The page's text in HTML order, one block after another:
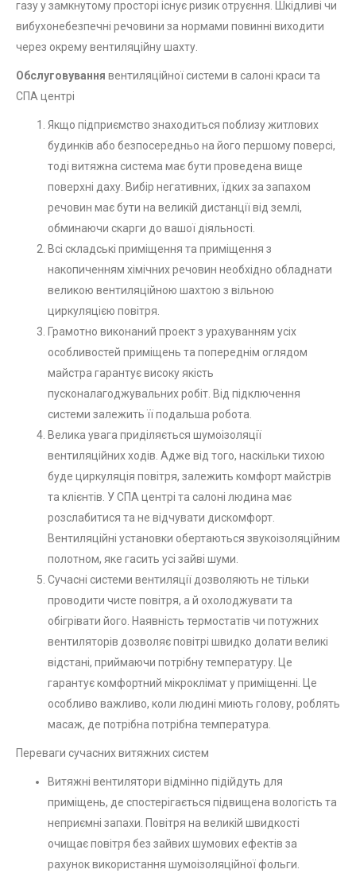
газу у замкнутому просторі існує ризик отруєння. Шкідливі чи
вибухонебезпечні речовини за нормами повинні виходити
через окрему вентиляційну шахту.
Обслуговування вентиляційної системи в салоні краси та
СПА центрі
Якщо підприємство знаходиться поблизу житлових
будинків або безпосередньо на його першому поверсі,
тоді витяжна система має бути проведена вище
поверхні даху. Вибір негативних, їдких за запахом
речовин має бути на великій дистанції від землі,
обминаючи скарги до вашої діяльності.
Всі складські приміщення та приміщення з
накопиченням хімічних речовин необхідно обладнати
великою вентиляційною шахтою з вільною
циркуляцією повітря.
Грамотно виконаний проект з урахуванням усіх
особливостей приміщень та попереднім оглядом
майстра гарантує високу якість
пусконалагоджувальних робіт. Від підключення
системи залежить її подальша робота.
Велика увага приділяється шумоізоляції
вентиляційних ходів. Адже від того, наскільки тихою
буде циркуляція повітря, залежить комфорт майстрів
та клієнтів. У СПА центрі та салоні людина має
розслабитися та не відчувати дискомфорт.
Вентиляційні установки обертаються звукоізоляційним
полотном, яке гасить усі зайві шуми.
Сучасні системи вентиляції дозволяють не тільки
проводити чисте повітря, а й охолоджувати та
обігрівати його. Наявність термостатів чи потужних
вентиляторів дозволяє повітрі швидко долати великі
відстані, приймаючи потрібну температуру. Це
гарантує комфортний мікроклімат у приміщенні. Це
особливо важливо, коли людині миють голову, роблять
масаж, де потрібна потрібна температура.
Переваги сучасних витяжних систем
Витяжні вентилятори відмінно підійдуть для
приміщень, де спостерігається підвищена вологість та
неприємні запахи. Повітря на великій швидкості
очищає повітря без зайвих шумових ефектів за
рахунок використання шумоізоляційної фольги.